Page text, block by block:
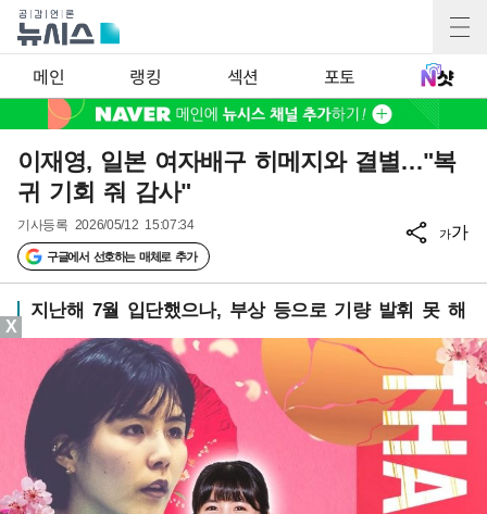
메인 랭킹 섹션 포토
이재영, 일본 여자배구 히메지와 결별…"복
귀 기회 줘 감사"
기사등록 2026/05/12 15:07:34
구글에서 선호하는 매체로 추가
가가
지난해 7월 입단했으나, 부상 등으로 기량 발휘 못 해
X